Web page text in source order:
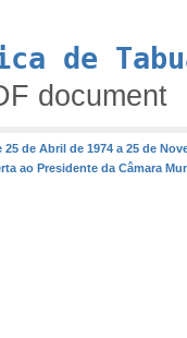
de
document
de Abril de 1974 a 25 de
ao Presidente da Câmara